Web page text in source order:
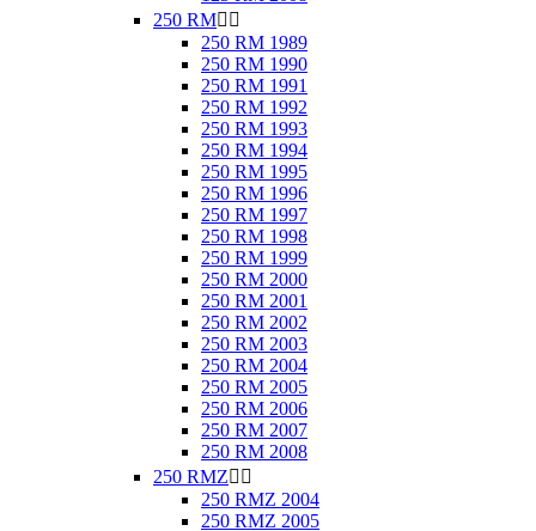
250 RM 
250 RM 1989
250 RM 1990
250 RM 1991
250 RM 1992
250 RM 1993
250 RM 1994
250 RM 1995
250 RM 1996
250 RM 1997
250 RM 1998
250 RM 1999
250 RM 2000
250 RM 2001
250 RM 2002
250 RM 2003
250 RM 2004
250 RM 2005
250 RM 2006
250 RM 2007
250 RM 2008
250 RMZ 
250 RMZ 2004
250 RMZ 2005